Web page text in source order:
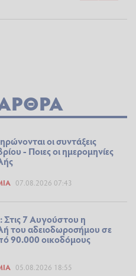
οι συντάξεις
- Ποιες οι ημερομηνίες
07.08.2026 07:43
7 Αυγούστου η
του αδειοδωροσήμου σε
90.000 οικοδόμους
05.08.2026 18:55